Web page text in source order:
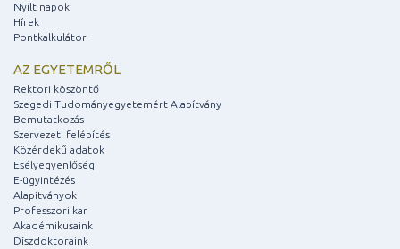
Nyílt napok
Hírek
Pontkalkulátor
AZ EGYETEMRŐL
Rektori köszöntő
Szegedi Tudományegyetemért Alapítvány
Bemutatkozás
Szervezeti felépítés
Közérdekű adatok
Esélyegyenlőség
E-ügyintézés
Alapítványok
Professzori kar
Akadémikusaink
Díszdoktoraink